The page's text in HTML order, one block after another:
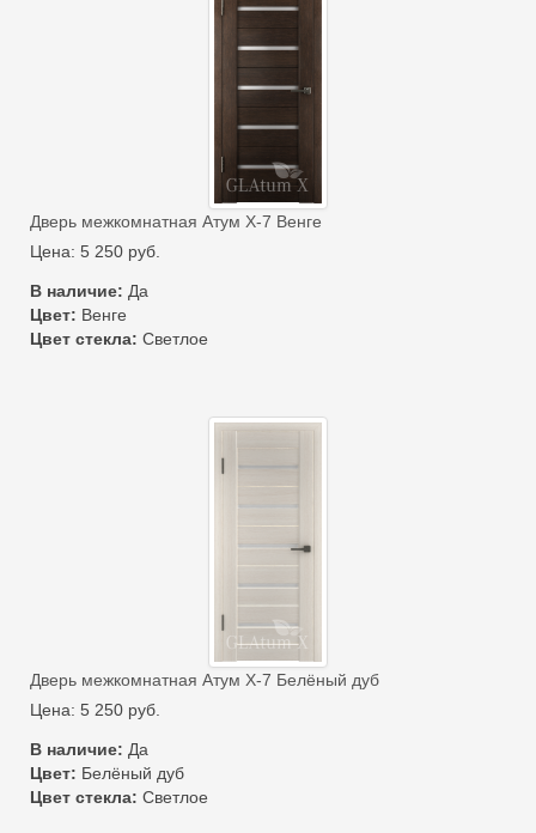
Дверь межкомнатная Атум Х-7 Венге
Цена: 5 250 руб.
В наличие: Да
Цвет: Венге
Цвет стекла: Светлое
Дверь межкомнатная Атум Х-7 Белёный дуб
Цена: 5 250 руб.
В наличие: Да
Цвет: Белёный дуб
Цвет стекла: Светлое